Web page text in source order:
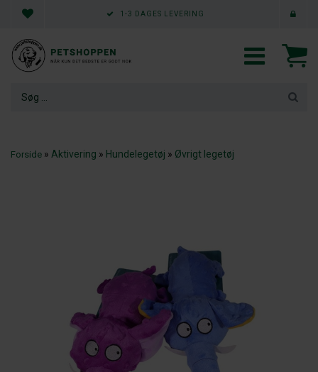
1-3 DAGES LEVERING
Forside » Aktivering » Hundelegetøj » Øvrigt legetøj